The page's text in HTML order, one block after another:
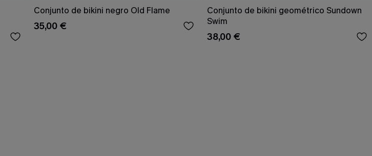
Conjunto de bikini negro Old Flame
35,00 €
Conjunto de bikini geométrico Sundown
Swim
38,00 €